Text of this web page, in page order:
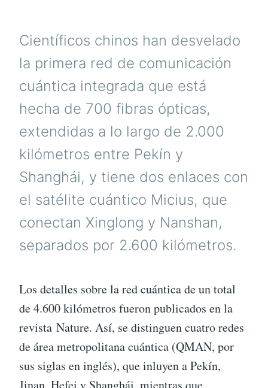
Científicos chinos han desvelado
la primera red de comunicación
cuántica integrada que está
hecha de 700 fibras ópticas,
extendidas a lo largo de 2.000
kilómetros entre Pekín y
Shanghái, y tiene dos enlaces con
el satélite cuántico Micius, que
conectan Xinglong y Nanshan,
separados por 2.600 kilómetros.
Los detalles sobre la red cuántica de un total
de 4.600 kilómetros fueron publicados en la
revista Nature. Así, se distinguen cuatro redes
de área metropolitana cuántica (QMAN, por
sus siglas en inglés), que inluyen a Pekín,